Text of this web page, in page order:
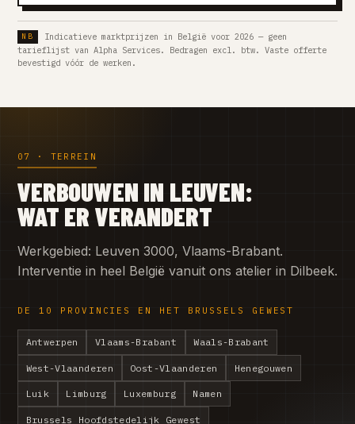
Indicatieve marktprijzen in België voor 2026 — geen
tarieflijst van Alpha Services. Bedragen excl. btw. Vaste offerte
bevestigd vóór de werken.
07 · TERREIN
VERBOUWEN IN LEUVEN:
WAT ER VERANDERT
Werkgebied: Leuven 3000, Vlaams-Brabant.
Interventie in heel België vanuit ons atelier in Dilbeek.
DE 10 PROVINCIES EN HET BRUSSELS GEWEST
Antwerpen Vlaams-Brabant Waals-Brabant
West-Vlaanderen Oost-Vlaanderen Henegouwen
Luik Limburg Luxemburg Namen
Brussels Hoofdstedelijk Gewest